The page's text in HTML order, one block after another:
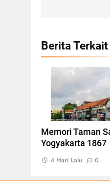
Berita Terkait
Tugu
Memori Taman
Yogyakarta 1867
4 Hari Lalu 0